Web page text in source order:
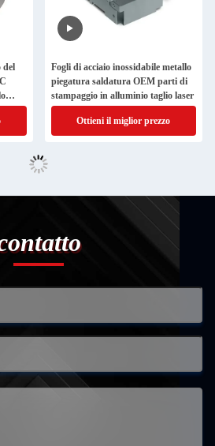
del
Fogli di acciaio inossidabile metallo
piegatura saldatura OEM parti di
stampaggio in alluminio taglio laser
Ottieni il miglior prezzo